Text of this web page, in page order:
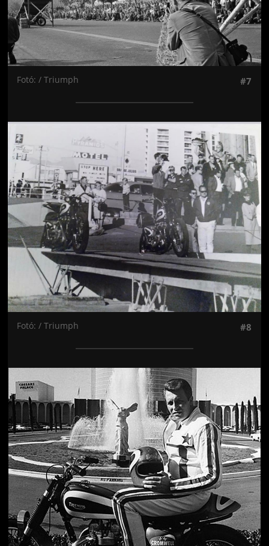
Fotó: / Triumph #7
Jön még kép!
Fotó: / Triumph #8
Jön még kép!